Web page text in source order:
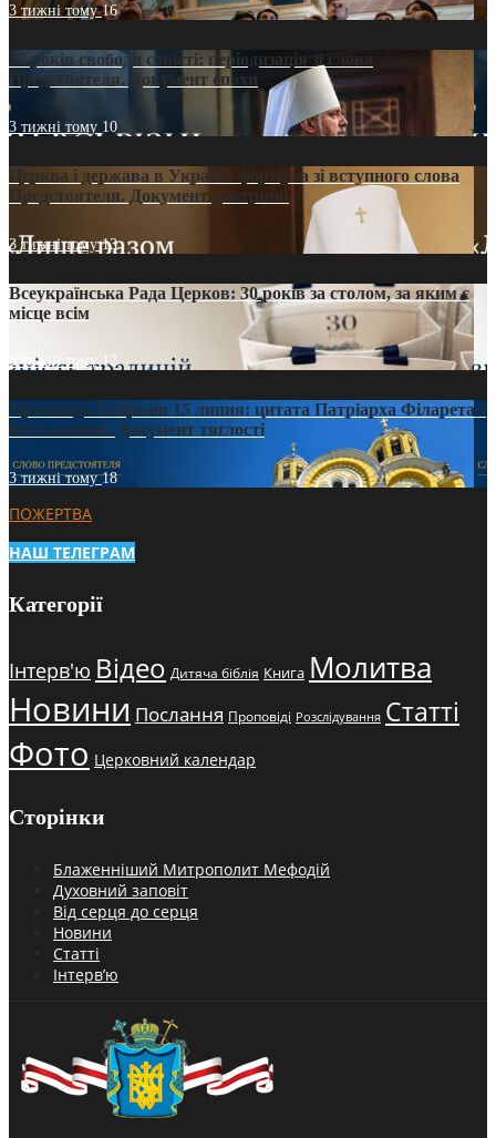
3 тижні тому16
35 років свободи совісті: періодизація зі слова
Предстоятеля. Документ епохи
3 тижні тому 10
Церква і держава в Україні: формула зі вступного слова
Предстоятеля. Документ доктрини
3 тижні тому13
Всеукраїнська Рада Церков: 30 років за столом, за яким є
місце всім
3 тижні тому12
Проповідь Епіфанія 15 липня: цитата Патріарха Філарета з
його амвона. Документ тяглості
3 тижні тому18
ПОЖЕРТВА
НАШ ТЕЛЕГРАМ
Категорії
Інтерв'ю Відео Дитяча біблія Книга Молитва
Новини Послання Проповіді Розслідування Статті
Фото Церковний календар
Сторінки
Блаженніший Митрополит Мефодій
Духовний заповіт
Від серця до серця
Новини
Статті
Інтерв’ю